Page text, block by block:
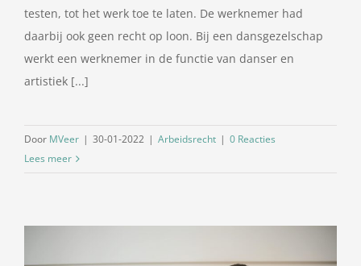
testen, tot het werk toe te laten. De werknemer had
daarbij ook geen recht op loon. Bij een dansgezelschap
werkt een werknemer in de functie van danser en
artistiek [...]
Door MVeer | 30-01-2022 | Arbeidsrecht | 0 Reacties
Lees meer